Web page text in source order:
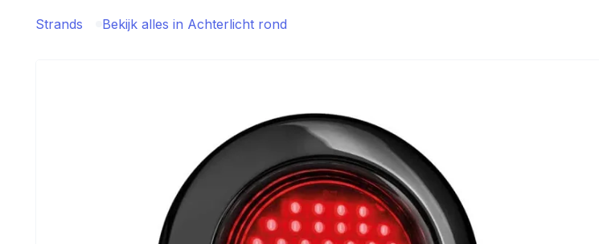
Strands Bekijk alles in Achterlicht rond